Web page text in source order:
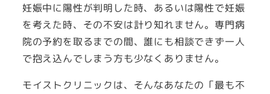
妊娠中に陽性が判明した時、あるいは陽性で妊娠
を考えた時、その不安は計り知れません。専門病
院の予約を取るまでの間、誰にも相談できず一人
で抱え込んでしまう方も少なくありません。
モイストクリニックは、そんなあなたの「最も不